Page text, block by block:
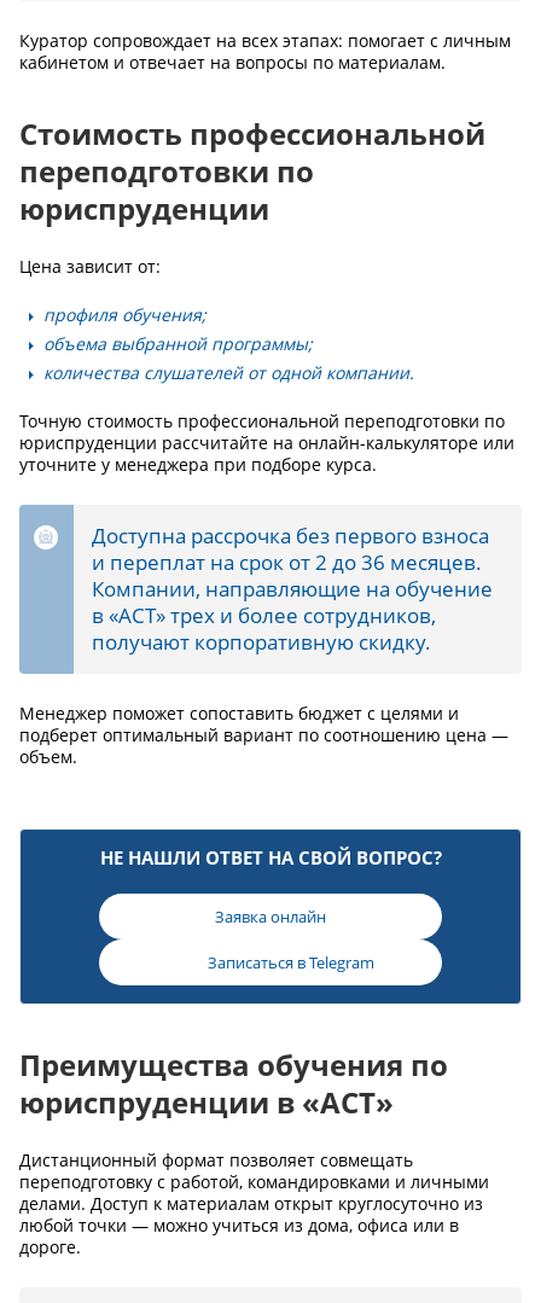
Куратор сопровождает на всех этапах: помогает с личным
кабинетом и отвечает на вопросы по материалам.
Стоимость профессиональной
переподготовки по
юриспруденции
Цена зависит от:
профиля обучения;
объема выбранной программы;
количества слушателей от одной компании.
Точную стоимость профессиональной переподготовки по
юриспруденции рассчитайте на онлайн-калькуляторе или
уточните у менеджера при подборе курса.
Доступна рассрочка без первого взноса
и переплат на срок от 2 до 36 месяцев.
Компании, направляющие на обучение
в «АСТ» трех и более сотрудников,
получают корпоративную скидку.
Менеджер поможет сопоставить бюджет с целями и
подберет оптимальный вариант по соотношению цена —
объем.
НЕ НАШЛИ ОТВЕТ НА СВОЙ ВОПРОС?
Заявка онлайн
Записаться вTelegram
Преимущества обучения по
юриспруденции в «АСТ»
Дистанционный формат позволяет совмещать
переподготовку с работой, командировками и личными
делами. Доступ к материалам открыт круглосуточно из
любой точки — можно учиться из дома, офиса или в
дороге.